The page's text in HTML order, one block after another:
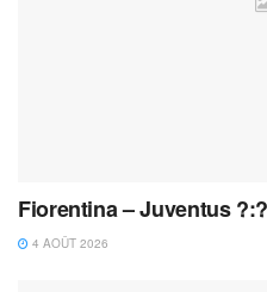
Fiorentina – Juventus ?:?
4 AOÛT 2026